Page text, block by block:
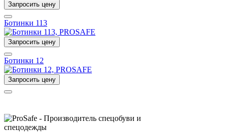
Запросить цену
Ботинки 113
Запросить цену
Ботинки 12
Запросить цену